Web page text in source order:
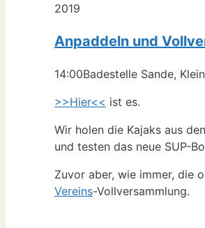
2019
Anpaddeln und
14:00Badestelle Sande,
>>Hier<< ist es.
Wir holen die Kajaks aus
und testen das neue SUP-
Zuvor aber, wie immer, die
Vereins-Vollversammlung.